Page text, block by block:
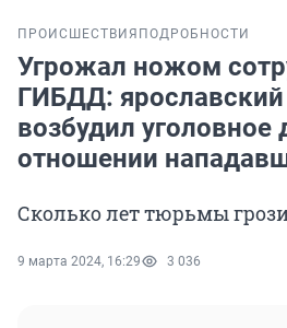
ПРОИСШЕСТВИЯ ПОДРОБНОСТИ
Угрожал ножом
ГИБДД:
возбудил уголовное
отношении
Сколько лет тюрьмы
9 марта 2024, 16:29 3 036